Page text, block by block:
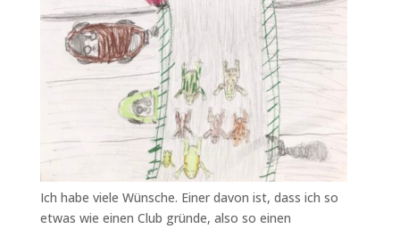
Ich habe viele Wünsche. Einer davon ist, dass ich so
etwas wie einen Club gründe, also so einen